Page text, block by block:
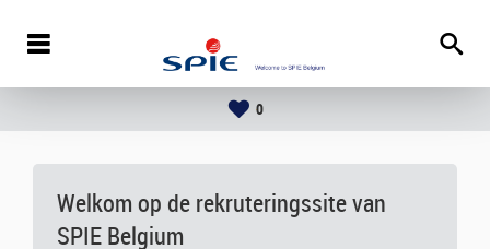
0
Welkom op de rekruteringssite van
SPIE Belgium